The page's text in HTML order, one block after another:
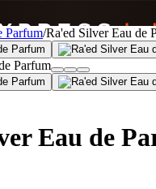
Parfum/Ra'ed Silver Eau de
Eau de